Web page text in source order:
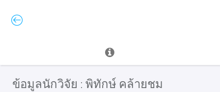
ข้อมูลนักวิจัย : พิทักษ์ คล้ายชม